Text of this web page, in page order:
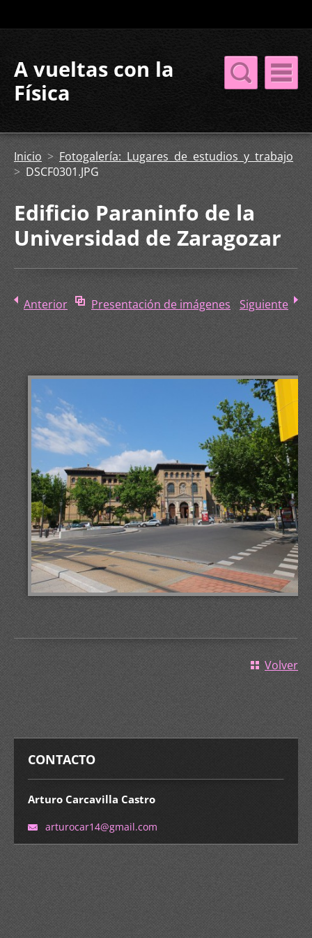
A vueltas con la
Física
Inicio > Fotogalería: Lugares de estudios y trabajo
> DSCF0301.JPG
Edificio Paraninfo de la
Universidad de Zaragozar
Anterior Presentación de imágenes Siguiente
Volver
CONTACTO
Arturo Carcavilla Castro
arturocar14@gmail.com